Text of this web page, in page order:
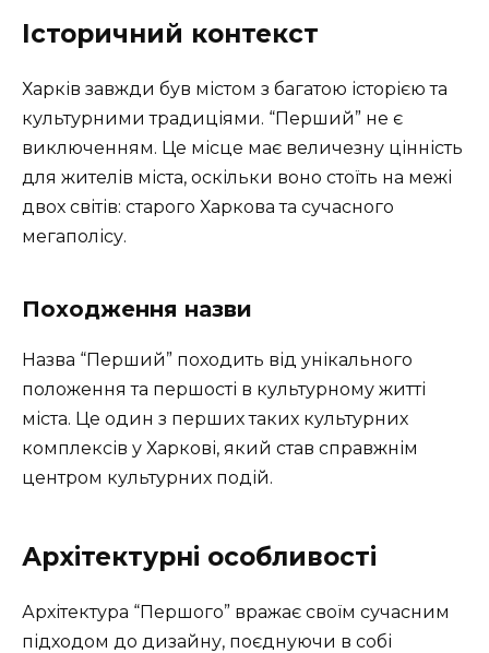
Історичний контекст
Харків завжди був містом з багатою історією та
культурними традиціями. “Перший” не є
виключенням. Це місце має величезну цінність
для жителів міста, оскільки воно стоїть на межі
двох світів: старого Харкова та сучасного
мегаполісу.
Походження назви
Назва “Перший” походить від унікального
положення та першості в культурному житті
міста. Це один з перших таких культурних
комплексів у Харкові, який став справжнім
центром культурних подій.
Архітектурні особливості
Архітектура “Першого” вражає своїм сучасним
підходом до дизайну, поєднуючи в собі